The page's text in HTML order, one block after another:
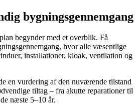
bygningsgennemgang
begynder med et overblik. Få
hvor alle væsentlige
installationer, kloak, ventilation og
en vurdering af den nuværende tilstand
tiltag – fra akutte reparationer til
næste 5–10 år.